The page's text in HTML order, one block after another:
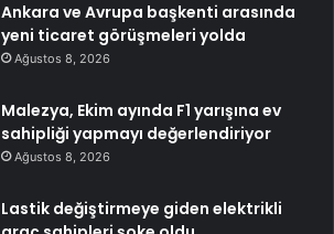
Ankara ve Avrupa başkenti arasında
yeni ticaret görüşmeleri yolda
Ağustos 8, 2026
Malezya, Ekim ayında F1 yarışına ev
sahipliği yapmayı değerlendiriyor
Ağustos 8, 2026
Lastik değiştirmeye giden elektrikli